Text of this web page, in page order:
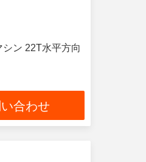
ン 22T水平方向
合わせ